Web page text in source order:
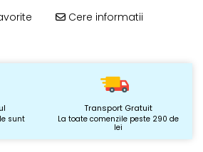
Cere informatii
sunt
Transport Gratuit
La toate comenzile peste 290 de
lei